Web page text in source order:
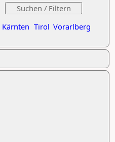
Kärnten Tirol Vorarlberg